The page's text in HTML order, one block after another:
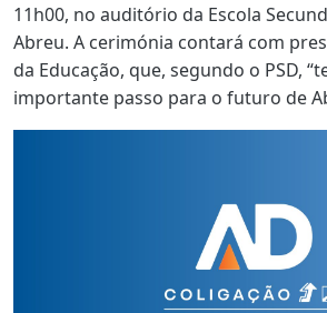
11h00, no auditório da Escola
Abreu. A cerimónia contará com
da Educação, que, segundo o PSD,
importante passo para o futuro de